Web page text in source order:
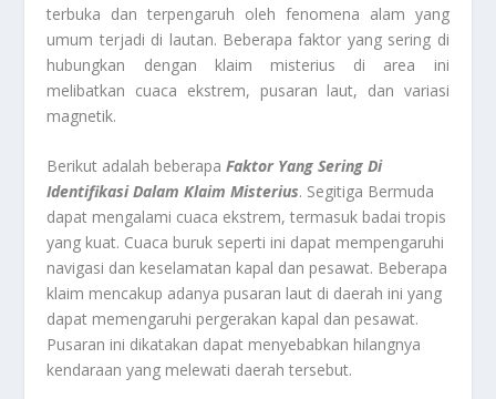
terbuka dan terpengaruh oleh fenomena alam yang
umum terjadi di lautan. Beberapa faktor yang sering di
hubungkan dengan klaim misterius di area ini
melibatkan cuaca ekstrem, pusaran laut, dan variasi
magnetik.
Berikut adalah beberapaFaktor Yang Sering Di
Identifikasi Dalam Klaim Misterius. Segitiga Bermuda
dapat mengalami cuaca ekstrem, termasuk badai tropis
yang kuat. Cuaca buruk seperti ini dapat mempengaruhi
navigasi dan keselamatan kapal dan pesawat. Beberapa
klaim mencakup adanya pusaran laut di daerah ini yang
dapat memengaruhi pergerakan kapal dan pesawat.
Pusaran ini dikatakan dapat menyebabkan hilangnya
kendaraan yang melewati daerah tersebut.